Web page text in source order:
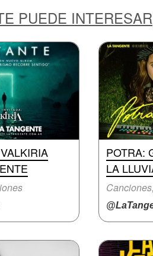
PUEDE INTERESAR
POTRA:
LA